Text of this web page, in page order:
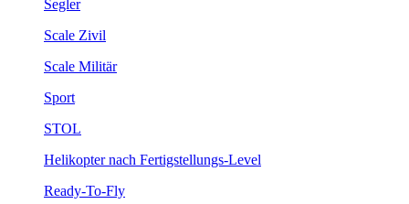
Segler
Scale Zivil
Scale Militär
Sport
STOL
Helikopter nach Fertigstellungs-Level
Ready-To-Fly